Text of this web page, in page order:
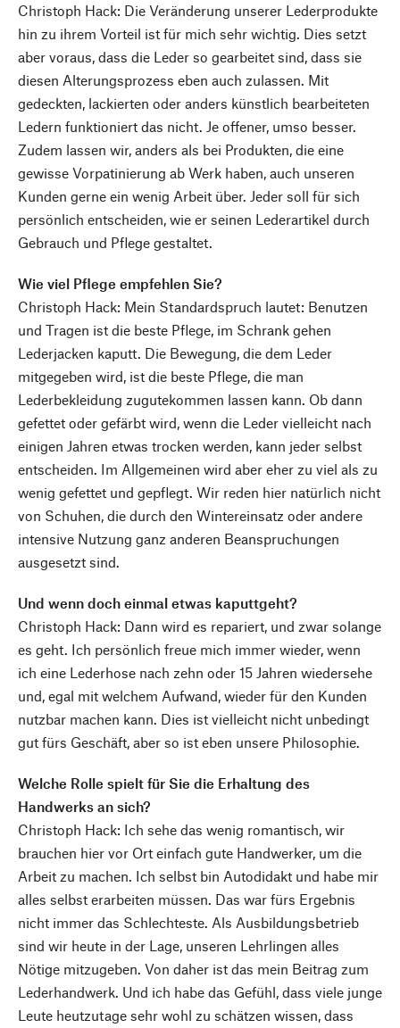
Christoph Hack: Die Veränderung unserer Lederprodukte
hin zu ihrem Vorteil ist für mich sehr wichtig. Dies setzt
aber voraus, dass die Leder so gearbeitet sind, dass sie
diesen Alterungsprozess eben auch zulassen. Mit
gedeckten, lackierten oder anders künstlich bearbeiteten
Ledern funktioniert das nicht. Je offener, umso besser.
Zudem lassen wir, anders als bei Produkten, die eine
gewisse Vorpatinierung ab Werk haben, auch unseren
Kunden gerne ein wenig Arbeit über. Jeder soll für sich
persönlich entscheiden, wie er seinen Lederartikel durch
Gebrauch und Pflege gestaltet.
Wie viel Pflege empfehlen Sie?
Christoph Hack: Mein Standardspruch lautet: Benutzen
und Tragen ist die beste Pflege, im Schrank gehen
Lederjacken kaputt. Die Bewegung, die dem Leder
mitgegeben wird, ist die beste Pflege, die man
Lederbekleidung zugutekommen lassen kann. Ob dann
gefettet oder gefärbt wird, wenn die Leder vielleicht nach
einigen Jahren etwas trocken werden, kann jeder selbst
entscheiden. Im Allgemeinen wird aber eher zu viel als zu
wenig gefettet und gepflegt. Wir reden hier natürlich nicht
von Schuhen, die durch den Wintereinsatz oder andere
intensive Nutzung ganz anderen Beanspruchungen
ausgesetzt sind.
Und wenn doch einmal etwas kaputtgeht?
Christoph Hack: Dann wird es repariert, und zwar solange
es geht. Ich persönlich freue mich immer wieder, wenn
ich eine Lederhose nach zehn oder 15 Jahren wiedersehe
und, egal mit welchem Aufwand, wieder für den Kunden
nutzbar machen kann. Dies ist vielleicht nicht unbedingt
gut fürs Geschäft, aber so ist eben unsere Philosophie.
Welche Rolle spielt für Sie die Erhaltung des
Handwerks an sich?
Christoph Hack: Ich sehe das wenig romantisch, wir
brauchen hier vor Ort einfach gute Handwerker, um die
Arbeit zu machen. Ich selbst bin Autodidakt und habe mir
alles selbst erarbeiten müssen. Das war fürs Ergebnis
nicht immer das Schlechteste. Als Ausbildungsbetrieb
sind wir heute in der Lage, unseren Lehrlingen alles
Nötige mitzugeben. Von daher ist das mein Beitrag zum
Lederhandwerk. Und ich habe das Gefühl, dass viele junge
Leute heutzutage sehr wohl zu schätzen wissen, dass